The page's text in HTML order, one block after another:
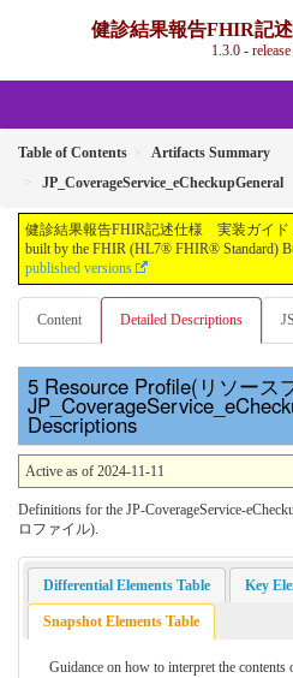
健診結果報告FHIR記
1.3.0 -
Table of Contents
Artifacts Summary
JP_CoverageService_eCheckupGeneral
健診結果報告FHIR記述仕様 実装ガイド -
built by the FHIR (HL7® FHIR® Standard)
published versions
Content Detailed Descriptions
Resource Profile(リソース
Descriptions
Active as of 2024-11-11
Definitions for the JP-CoverageService-
ロファイル).
Differential Elements Table Key
Snapshot Elements Table
Guidance on how to interpret the contents